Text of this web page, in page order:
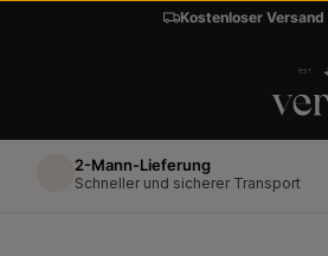
Kostenloser Versand
2-Mann-Lieferung
Schneller und sicherer Transport